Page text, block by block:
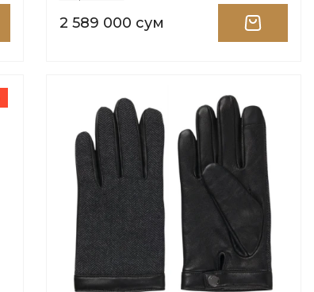
2 589 000 сум